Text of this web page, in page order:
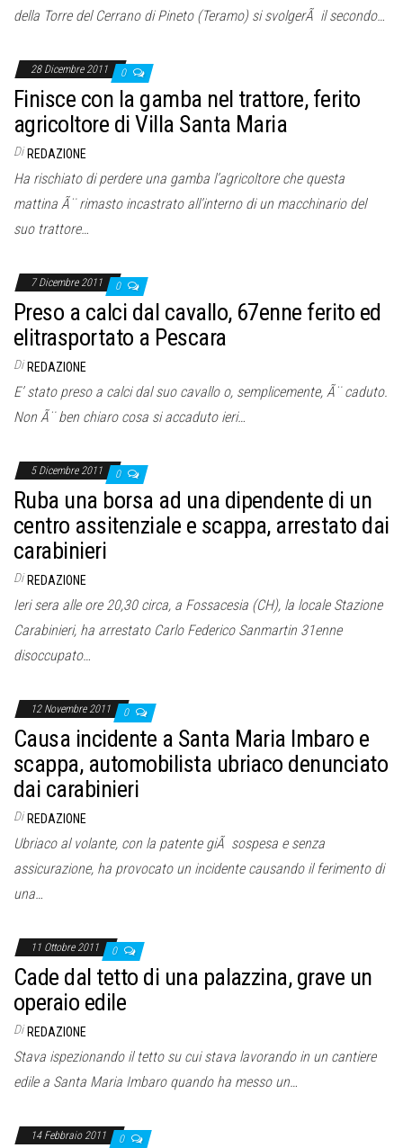
della Torre del Cerrano di Pineto (Teramo) si svolgerÃ il secondo…
28 Dicembre 2011 0
Finisce con la gamba nel trattore, ferito
agricoltore di Villa Santa Maria
Di REDAZIONE
Ha rischiato di perdere una gamba l’agricoltore che questa
mattina Ã¨ rimasto incastrato all’interno di un macchinario del
suo trattore…
7 Dicembre 2011 0
Preso a calci dal cavallo, 67enne ferito ed
elitrasportato a Pescara
Di REDAZIONE
E’ stato preso a calci dal suo cavallo o, semplicemente, Ã¨ caduto.
Non Ã¨ ben chiaro cosa si accaduto ieri…
5 Dicembre 2011 0
Ruba una borsa ad una dipendente di un
centro assitenziale e scappa, arrestato dai
carabinieri
Di REDAZIONE
Ieri sera alle ore 20,30 circa, a Fossacesia (CH), la locale Stazione
Carabinieri, ha arrestato Carlo Federico Sanmartin 31enne
disoccupato…
12 Novembre 2011 0
Causa incidente a Santa Maria Imbaro e
scappa, automobilista ubriaco denunciato
dai carabinieri
Di REDAZIONE
Ubriaco al volante, con la patente giÃ sospesa e senza
assicurazione, ha provocato un incidente causando il ferimento di
una…
11 Ottobre 2011 0
Cade dal tetto di una palazzina, grave un
operaio edile
Di REDAZIONE
Stava ispezionando il tetto su cui stava lavorando in un cantiere
edile a Santa Maria Imbaro quando ha messo un…
14 Febbraio 2011 0